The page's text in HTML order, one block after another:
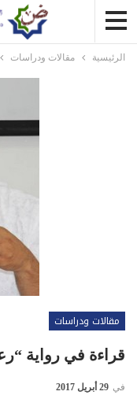
الرئيسية مقالات ودراسات
مقالات ودراسات
قراءة في رواية
في 29 أبريل 2017